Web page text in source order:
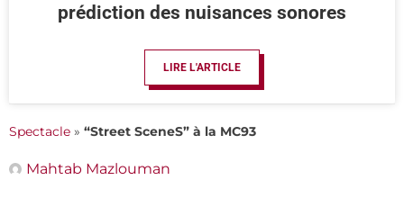
prédiction des nuisances sonores
LIRE L'ARTICLE
Spectacle » “Street SceneS” à la MC93
Mahtab Mazlouman